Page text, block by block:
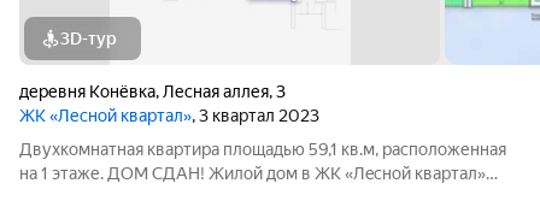
3D-тур
деревня Конёвка, Лесная аллея,3
ЖК «Лесной квартал», 3 квартал 2023
Двухкомнатная квартира площадью 59,1 кв.м, расположенная
на 1 этаже. ДОМ СДАН! Жилoй дoм в ЖК «Лecнoй квapтал»